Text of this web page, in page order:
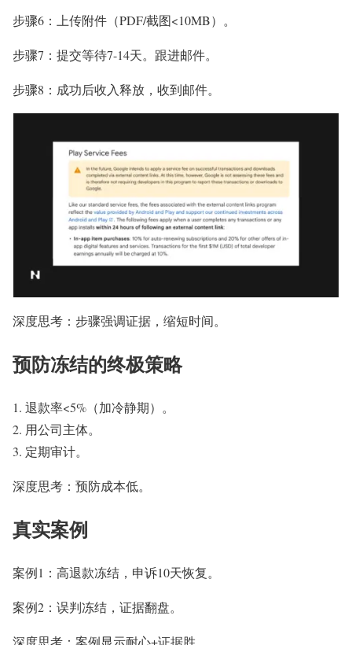
步骤6：上传附件（PDF/截图<10MB）。
步骤7：提交等待7-14天。跟进邮件。
步骤8：成功后收入释放，收到邮件。
深度思考：步骤强调证据，缩短时间。
预防冻结的终极策略
退款率<5%（加冷静期）。
用公司主体。
定期审计。
深度思考：预防成本低。
真实案例
案例1：高退款冻结，申诉10天恢复。
案例2：误判冻结，证据翻盘。
深度思考：案例显示耐心+证据胜。